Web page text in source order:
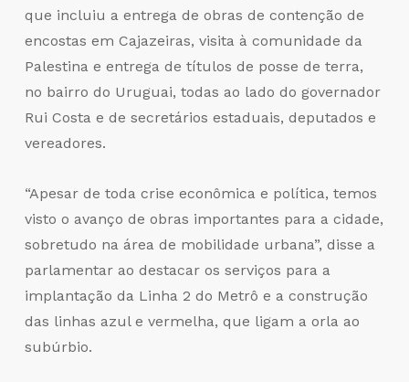
que incluiu a entrega de obras de contenção de
encostas em Cajazeiras, visita à comunidade da
Palestina e entrega de títulos de posse de terra,
no bairro do Uruguai, todas ao lado do governador
Rui Costa e de secretários estaduais, deputados e
vereadores.
“Apesar de toda crise econômica e política, temos
visto o avanço de obras importantes para a cidade,
sobretudo na área de mobilidade urbana”, disse a
parlamentar ao destacar os serviços para a
implantação da Linha 2 do Metrô e a construção
das linhas azul e vermelha, que ligam a orla ao
subúrbio.